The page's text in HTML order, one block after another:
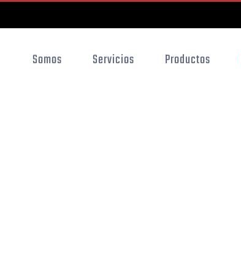
Somos Servicios Productos